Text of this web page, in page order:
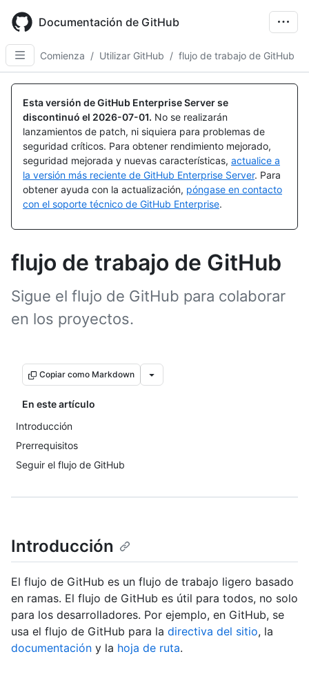
main
content
Documentación de GitHub
Comienza / Utilizar GitHub / flujo de trabajo de GitHub
Esta versión de GitHub Enterprise Server se
discontinuó el 2026-07-01. No se realizarán
lanzamientos de patch, ni siquiera para problemas de
seguridad críticos. Para obtener rendimiento mejorado,
seguridad mejorada y nuevas características, actualice a
la versión más reciente de GitHub Enterprise Server. Para
obtener ayuda con la actualización, póngase en contacto
con el soporte técnico de GitHub Enterprise.
flujo de trabajo de GitHub
Sigue el flujo de GitHub para colaborar
en los proyectos.
Copiar como Markdown
En este artículo
Introducción
Prerrequisitos
Seguir el flujo de GitHub
Introducción
El flujo de GitHub es un flujo de trabajo ligero basado
en ramas. El flujo de GitHub es útil para todos, no solo
para los desarrolladores. Por ejemplo, en GitHub, se
usa el flujo de GitHub para la directiva del sitio, la
documentación y la hoja de ruta.